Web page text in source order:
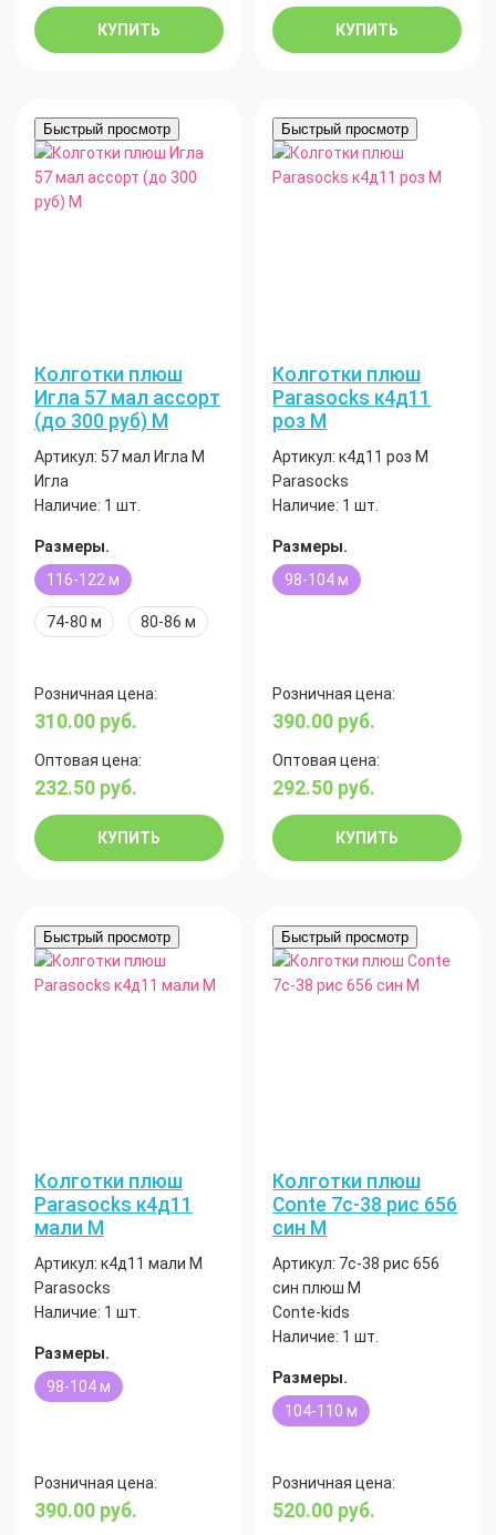
КУПИТЬ КУПИТЬ
Быстрый просмотр
Колготки плюш
Игла 57 мал ассорт
(до 300 руб) М
Артикул: 57 мал Игла М
Игла
Наличие: 1 шт.
Размеры.
116-122 м
74-80 м 80-86 м
Розничная цена:
310.00 руб.
Оптовая цена:
232.50 руб.
КУПИТЬ
Быстрый просмотр
Колготки плюш
Parasocks к4д11
роз М
Артикул: к4д11 роз М
Parasocks
Наличие: 1 шт.
Размеры.
98-104 м
Розничная цена:
390.00 руб.
Оптовая цена:
292.50 руб.
КУПИТЬ
Быстрый просмотр
Колготки плюш
Parasocks к4д11
мали М
Артикул: к4д11 мали М
Parasocks
Наличие: 1 шт.
Размеры.
98-104 м
Розничная цена:
390.00 руб.
Быстрый просмотр
Колготки плюш
Conte 7с-38 рис 656
син М
Артикул: 7с-38 рис 656
син плюш М
Conte-kids
Наличие: 1 шт.
Размеры.
104-110 м
Розничная цена:
520.00 руб.